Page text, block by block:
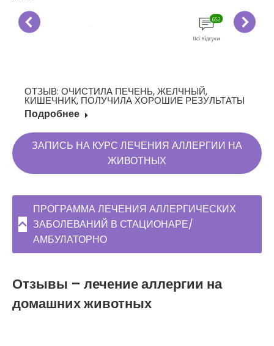
ОТЗЫВ: ОЧИСТИЛА ПЕЧЕНЬ, ЖЕЛЧНЫЙ,
КИШЕЧНИК, ПОЛУЧИЛА ХОРОШИЕ РЕЗУЛЬТАТЫ
Подробнее
ЗАПИСЬ НА КУРС ЛЕЧЕНИЯ АЛЛЕРГИИ НА
ЖИВОТНЫХ
ПРОГРАММА ЛЕЧЕНИЯ АЛЛЕРГИЧЕСКИХ
ЗАБОЛЕВАНИЙ В СТАЦИОНАРЕ/
АМБУЛАТОРНО
Отзывы – лечение аллергии на
домашних животных